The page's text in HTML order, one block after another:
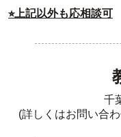
⭐︎上記以外も応相談可
千
(詳しくはお問い合